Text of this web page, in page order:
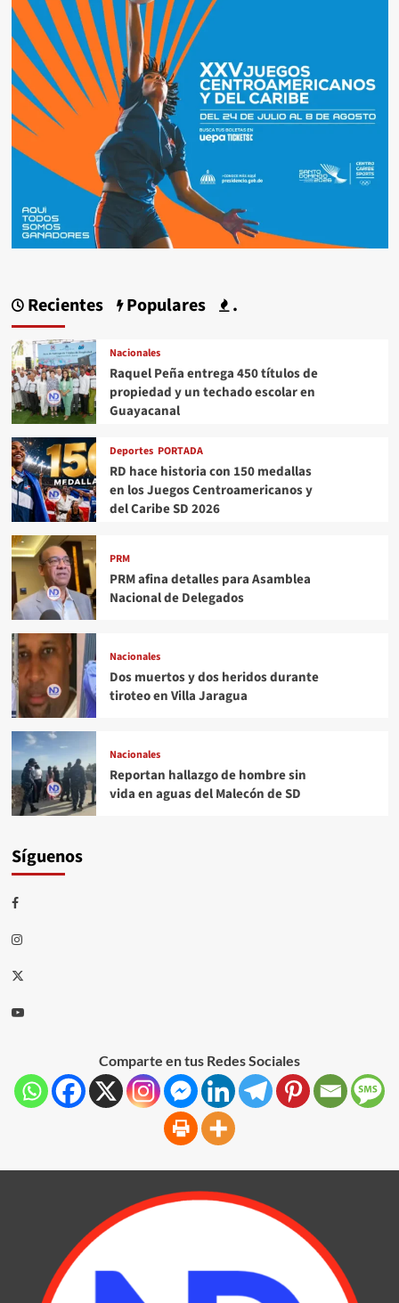
Recientes Populares .
Nacionales
Raquel Peña entrega 450 títulos de
propiedad y un techado escolar en
Guayacanal
Deportes PORTADA
RD hace historia con 150 medallas
en los Juegos Centroamericanos y
del Caribe SD 2026
PRM
PRM afina detalles para Asamblea
Nacional de Delegados
Nacionales
Dos muertos y dos heridos durante
tiroteo en Villa Jaragua
Nacionales
Reportan hallazgo de hombre sin
vida en aguas del Malecón de SD
Síguenos
Comparte en tus Redes Sociales